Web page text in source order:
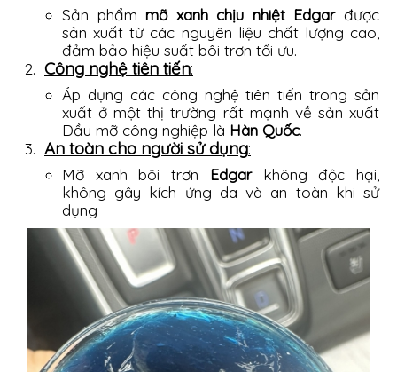
Sản phẩmmỡ xanh chịu nhiệt Edgarđược
sản xuất từ các nguyên liệu chất lượng cao,
đảm bảo hiệu suất bôi trơn tối ưu.
Công nghệ tiên tiến:
Áp dụng các công nghệ tiên tiến trong sản
xuất ở một thị trường rất mạnh về sản xuất
Dầu mỡ công nghiệp là Hàn Quốc.
An toàn cho người sử dụng:
Mỡ xanh bôi trơn Edgarkhông độc hại,
không gây kích ứng da và an toàn khi sử
dụng